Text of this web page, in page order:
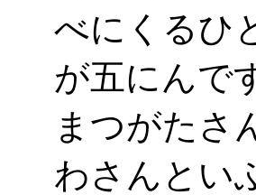
べにくるひ
が五にんで
まつがた
わさんとい